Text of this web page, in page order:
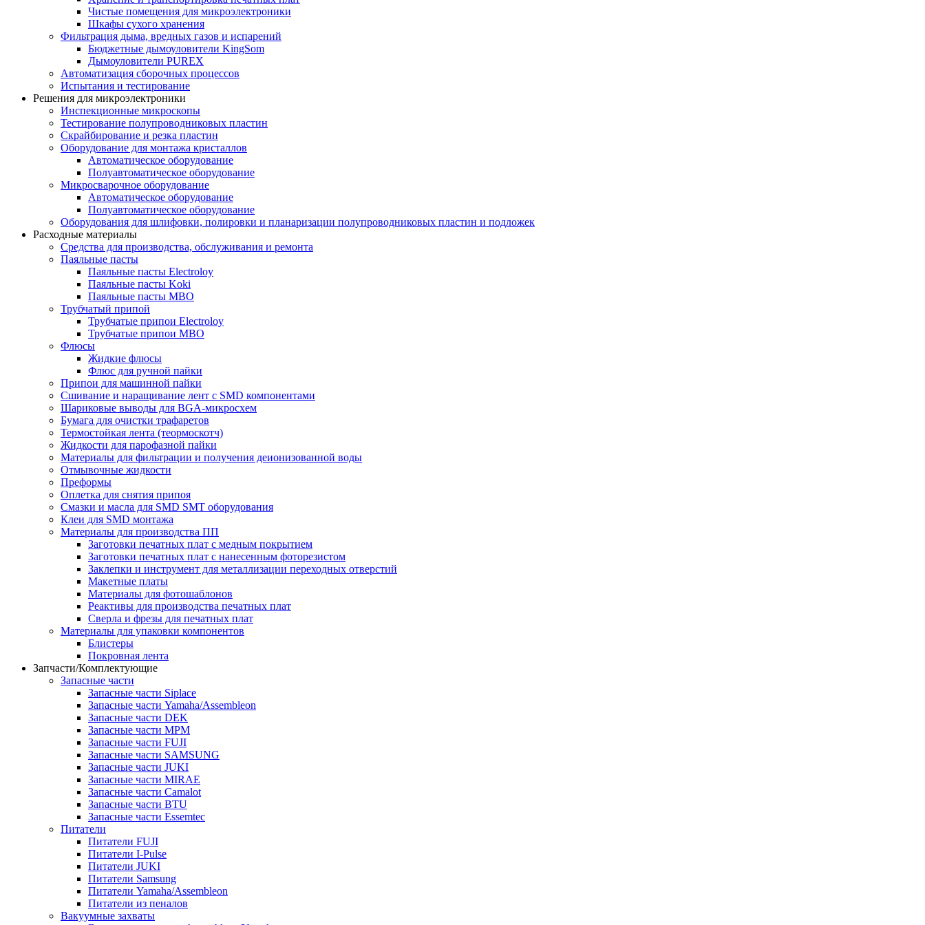
Чистые помещения для микроэлектроники
Шкафы сухого хранения
Фильтрация дыма, вредных газов и испарений
Бюджетные дымоуловители KingSom
Дымоуловители PUREX
Автоматизация сборочных процессов
Испытания и тестирование
Решения для микроэлектроники
Инспекционные микроскопы
Тестирование полупроводниковых пластин
Скрайбирование и резка пластин
Оборудование для монтажа кристаллов
Автоматическое оборудование
Полуавтоматическое оборудование
Микросварочное оборудование
Автоматическое оборудование
Полуавтоматическое оборудование
Оборудования для шлифовки, полировки и планаризации полупроводниковых пластин и подложек
Расходные материалы
Средства для производства, обслуживания и ремонта
Паяльные пасты
Паяльные пасты Electroloy
Паяльные пасты Koki
Паяльные пасты MBO
Трубчатый припой
Трубчатые припои Electroloy
Трубчатые припои MBO
Флюсы
Жидкие флюсы
Флюс для ручной пайки
Припои для машинной пайки
Сшивание и наращивание лент с SMD компонентами
Шариковые выводы для BGA-микросхем
Бумага для очистки трафаретов
Термостойкая лента (теормоскотч)
Жидкости для парофазной пайки
Материалы для фильтрации и получения деионизованной воды
Отмывочные жидкости
Преформы
Оплетка для снятия припоя
Смазки и масла для SMD SMT оборудования
Клеи для SMD монтажа
Материалы для производства ПП
Заготовки печатных плат с медным покрытием
Заготовки печатных плат с нанесенным фоторезистом
Заклепки и инструмент для металлизации переходных отверстий
Макетные платы
Материалы для фотошаблонов
Реактивы для производства печатных плат
Сверла и фрезы для печатных плат
Материалы для упаковки компонентов
Блистеры
Покровная лента
Запчасти/Комплектующие
Запасные части
Запасные части Siplace
Запасные части Yamaha/Assembleon
Запасные части DEK
Запасные части MPM
Запасные части FUJI
Запасные части SAMSUNG
Запасные части JUKI
Запасные части MIRAE
Запасные части Camalot
Запасные части BTU
Запасные части Essemtec
Питатели
Питатели FUJI
Питатели I-Pulse
Питатели JUKI
Питатели Samsung
Питатели Yamaha/Assembleon
Питатели из пеналов
Вакуумные захваты